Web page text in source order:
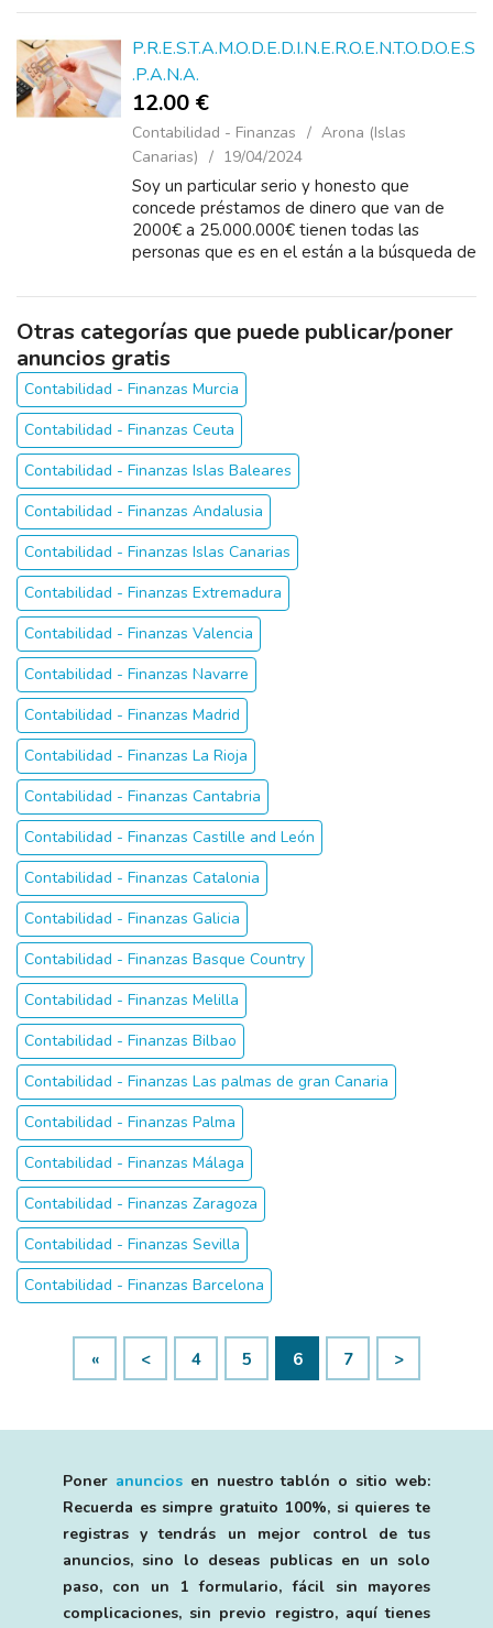
P.R.E.S.T.A.M.O.D.E.D.I.N.E.R.O.E.N.T.O.D.O.E.S
.P.A.N.A.
12.00 €
Contabilidad - Finanzas
Arona (Islas
Canarias)
19/04/2024
Soy un particular serio y honesto que
concede préstamos de dinero que van de
2000€ a 25.000.000€ tienen todas las
personas que es en el están a la búsqueda de
necesidad, regular...
Otras categorías que puede publicar/poner
anuncios gratis
Contabilidad - Finanzas Murcia
Contabilidad - Finanzas Ceuta
Contabilidad - Finanzas Islas Baleares
Contabilidad - Finanzas Andalusia
Contabilidad - Finanzas Islas Canarias
Contabilidad - Finanzas Extremadura
Contabilidad - Finanzas Valencia
Contabilidad - Finanzas Navarre
Contabilidad - Finanzas Madrid
Contabilidad - Finanzas La Rioja
Contabilidad - Finanzas Cantabria
Contabilidad - Finanzas Castille and León
Contabilidad - Finanzas Catalonia
Contabilidad - Finanzas Galicia
Contabilidad - Finanzas Basque Country
Contabilidad - Finanzas Melilla
Contabilidad - Finanzas Bilbao
Contabilidad - Finanzas Las palmas de gran Canaria
Contabilidad - Finanzas Palma
Contabilidad - Finanzas Málaga
Contabilidad - Finanzas Zaragoza
Contabilidad - Finanzas Sevilla
Contabilidad - Finanzas Barcelona
« < 4 5 6 7 >
Poner anunciosen nuestro tablón o sitio web:
Recuerda es simpre gratuito 100%, si quieres te
registras y tendrás un mejor control de tus
anuncios, sino lo deseas publicas en un solo
paso, con un 1 formulario, fácil sin mayores
complicaciones, sin previo registro, aquí tienes